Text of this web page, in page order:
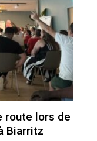
route lors de
Biarritz